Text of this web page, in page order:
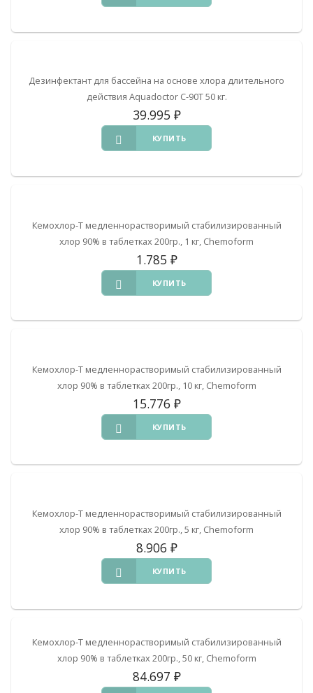
Дезинфектант для бассейна на основе хлора длительного
действия Aquadoctor C-90T 50 кг.
39.995 ₽
КУПИТЬ
Кемохлор-Т медленнорастворимый стабилизированный
хлор 90% в таблетках 200гр., 1 кг, Chemoform
1.785 ₽
КУПИТЬ
Кемохлор-Т медленнорастворимый стабилизированный
хлор 90% в таблетках 200гр., 10 кг, Chemoform
15.776 ₽
КУПИТЬ
Кемохлор-Т медленнорастворимый стабилизированный
хлор 90% в таблетках 200гр., 5 кг, Chemoform
8.906 ₽
КУПИТЬ
Кемохлор-Т медленнорастворимый стабилизированный
хлор 90% в таблетках 200гр., 50 кг, Chemoform
84.697 ₽